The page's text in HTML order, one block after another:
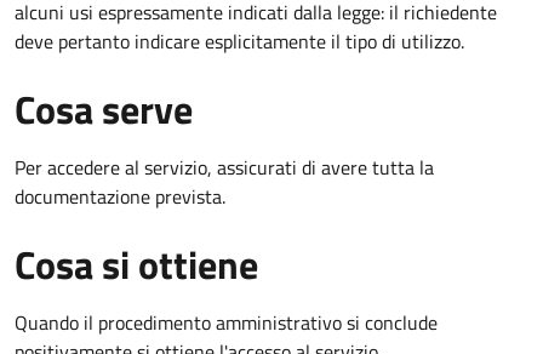
alcuni usi espressamente indicati dalla legge: il richiedente
deve pertanto indicare esplicitamente il tipo di utilizzo.
Cosa serve
Per accedere al servizio, assicurati di avere tutta la
documentazione prevista.
Cosa si ottiene
Quando il procedimento amministrativo si conclude